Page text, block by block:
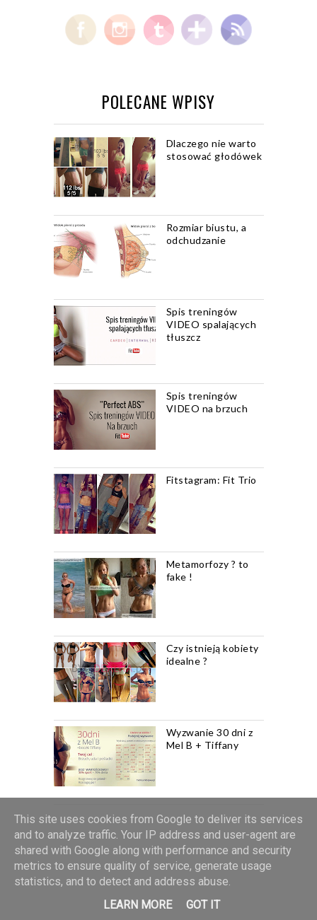
POLECANE WPISY
Dlaczego nie warto
stosować głodówek
Rozmiar biustu, a
odchudzanie
Spis treningów
VIDEO spalających
tłuszcz
Spis treningów
VIDEO na brzuch
Fitstagram: Fit Trio
Metamorfozy ? to
fake !
Czy istnieją kobiety
idealne ?
Wyzwanie 30 dni z
Mel B + Tiffany
This site uses cookies from Google to deliver its services
and to analyze traffic. Your IP address and user-agent are
shared with Google along with performance and security
metrics to ensure quality of service, generate usage
statistics, and to detect and address abuse.
LEARN MORE
GOT IT